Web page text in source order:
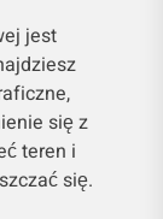
jest
się z
teren i
się.